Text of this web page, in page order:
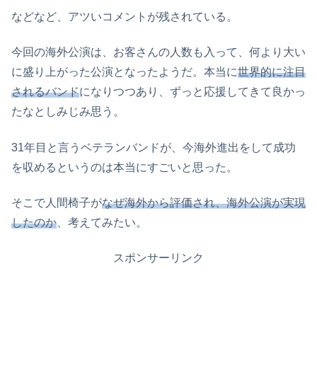
などなど、アツいコメントが残されている。
今回の海外公演は、お客さんの人数も入って、何より大い
に盛り上がった公演となったようだ。本当に世界的に注目
されるバンドになりつつあり、ずっと応援してきて良かっ
たなとしみじみ思う。
31年目と言うベテランバンドが、今海外進出をして成功
を収めるというのは本当にすごいと思った。
そこで人間椅子がなぜ海外から評価され、海外公演が実現
したのか 、考えてみたい。
スポンサーリンク